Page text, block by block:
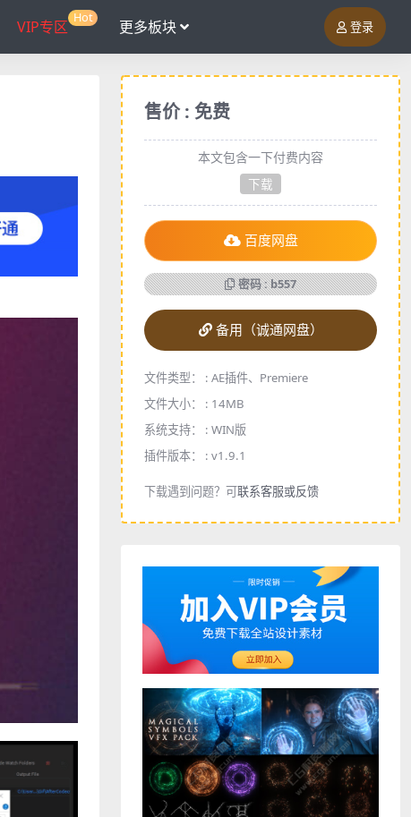
VIP专区 Hot 更多板块 登录
售价 : 免费
本文包含一下付费内容
下载
百度网盘
密码 : b557
备用（诚通网盘）
文件类型： : AE插件、Premiere
文件大小： : 14MB
系统支持： : WIN版
插件版本： : v1.9.1
下载遇到问题？可联系客服或反馈